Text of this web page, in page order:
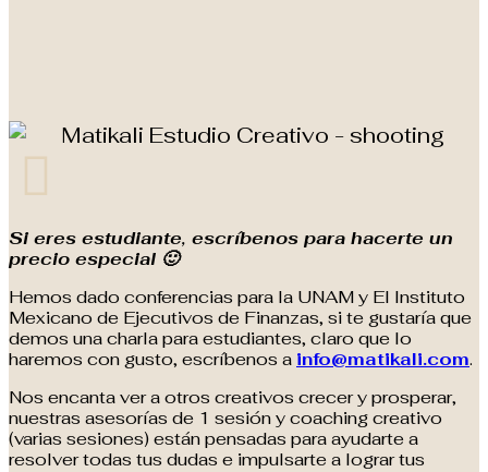
Si eres estudiante, escríbenos para hacerte un
precio especial 🙂
Hemos dado conferencias para la UNAM y El Instituto
Mexicano de Ejecutivos de Finanzas, si te gustaría que
demos una charla para estudiantes, claro que lo
haremos con gusto, escríbenos a info@matikali.com.
Nos encanta ver a otros creativos crecer y prosperar,
nuestras asesorías de 1 sesión y coaching creativo
(varias sesiones) están pensadas para ayudarte a
resolver todas tus dudas e impulsarte a lograr tus